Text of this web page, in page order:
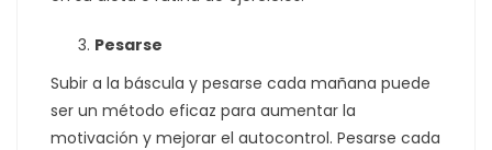
Pesarse
Subir a la báscula y pesarse cada mañana puede
ser un método eficaz para aumentar la
motivación y mejorar el autocontrol. Pesarse cada